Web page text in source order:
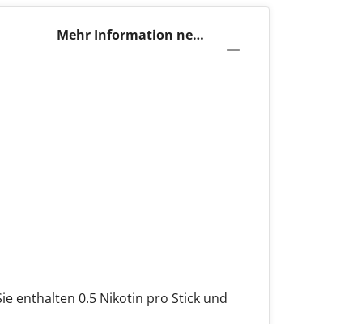
Mehr Information neo
enthalten 0.5 Nikotin pro Stick und